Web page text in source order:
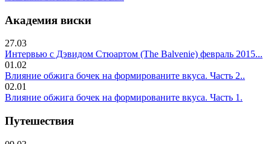
Академия виски
27.03
Интервью с Дэвидом Стюартом (The Balvenie) февраль 2015...
01.02
Влияние обжига бочек на формированите вкуса. Часть 2..
02.01
Влияние обжига бочек на формированите вкуса. Часть 1.
Путешествия